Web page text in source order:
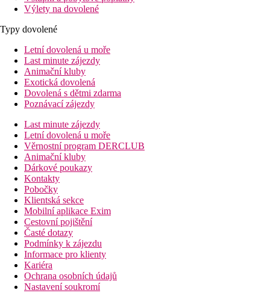
Výlety na dovolené
Typy dovolené
Letní dovolená u moře
Last minute zájezdy
Animační kluby
Exotická dovolená
Dovolená s dětmi zdarma
Poznávací zájezdy
Last minute zájezdy
Letní dovolená u moře
Věrnostní program DERCLUB
Animační kluby
Dárkové poukazy
Kontakty
Pobočky
Klientská sekce
Mobilní aplikace Exim
Cestovní pojištění
Časté dotazy
Podmínky k zájezdu
Informace pro klienty
Kariéra
Ochrana osobních údajů
Nastavení soukromí